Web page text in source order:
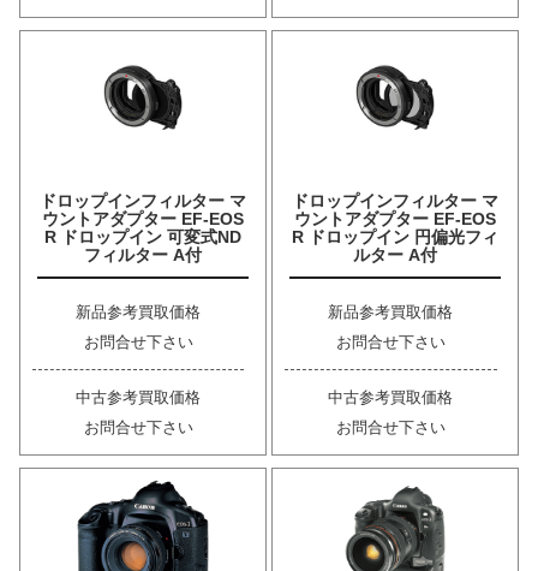
ドロップインフィルター マ
ウントアダプター EF-EOS
R ドロップイン 可変式ND
フィルター A付
新品参考買取価格
お問合せ下さい
中古参考買取価格
お問合せ下さい
ドロップインフィルター マ
ウントアダプター EF-EOS
R ドロップイン 円偏光フィ
ルター A付
新品参考買取価格
お問合せ下さい
中古参考買取価格
お問合せ下さい